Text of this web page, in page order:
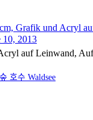
auf Leinwand,
숲 호수 Waldsee